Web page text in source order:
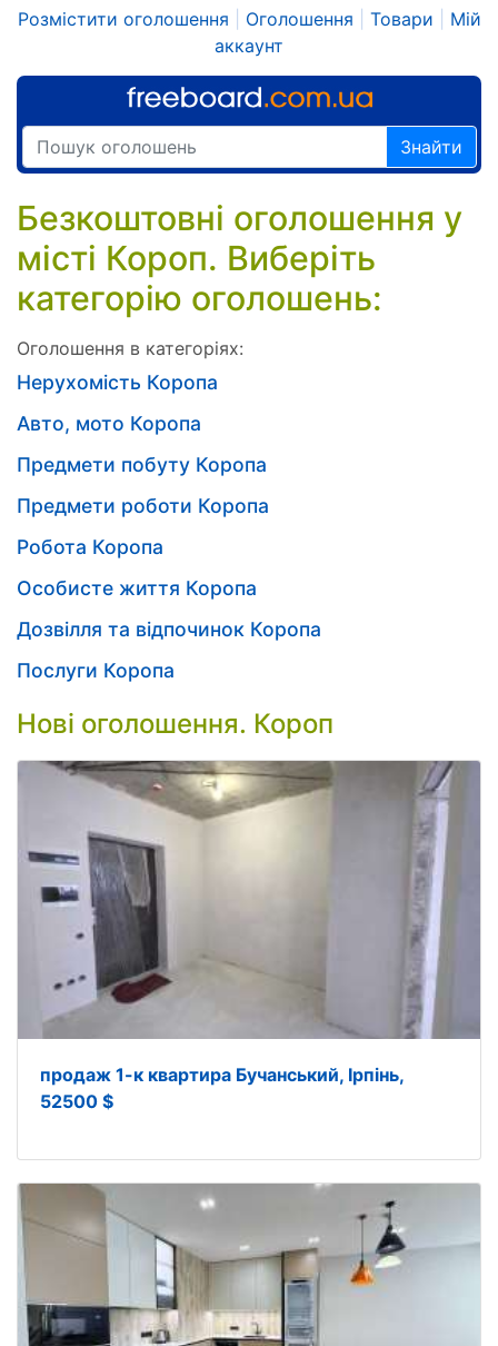
Розмістити оголошення Оголошення Товари
Мій
аккаунт
Знайти
Безкоштовні оголошення у
місті Короп. Виберіть
категорію оголошень:
Оголошення в категоріях:
Нерухомість Коропа
Авто, мото Коропа
Предмети побуту Коропа
Предмети роботи Коропа
Робота Коропа
Особисте життя Коропа
Дозвілля та відпочинок Коропа
Послуги Коропа
Нові оголошення. Короп
продаж 1-к квартира Бучанський, Ірпінь,
52500 $